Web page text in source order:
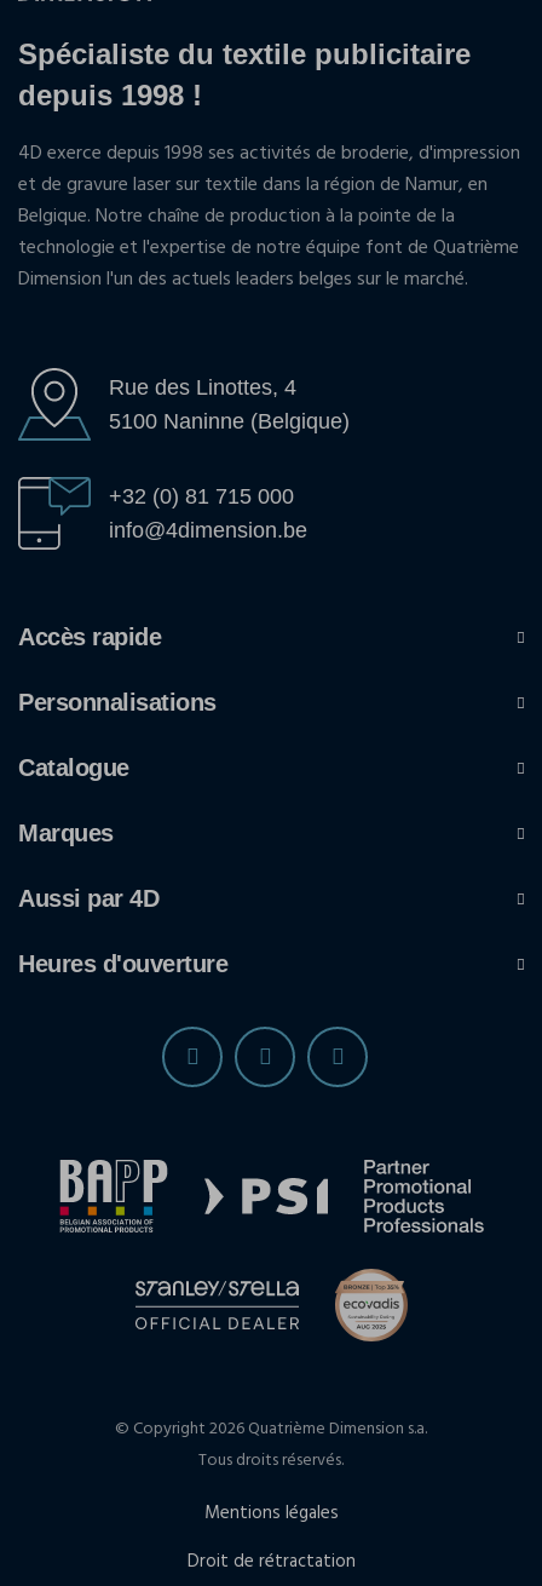
Spécialiste du textile publicitaire
depuis 1998 !
4D exerce depuis 1998 ses activités de broderie, d'impression
et de gravure laser sur textile dans la région de Namur, en
Belgique. Notre chaîne de production à la pointe de la
technologie et l'expertise de notre équipe font de Quatrième
Dimension l'un des actuels leaders belges sur le marché.
Rue des Linottes, 4
5100 Naninne (Belgique)
+32 (0) 81 715 000
info@4dimension.be
Accès rapide
Personnalisations
Catalogue
Marques
Aussi par 4D
Heures d'ouverture
© Copyright 2026 Quatrième Dimension s.a.
Tous droits réservés.
Mentions légales
Droit de rétractation